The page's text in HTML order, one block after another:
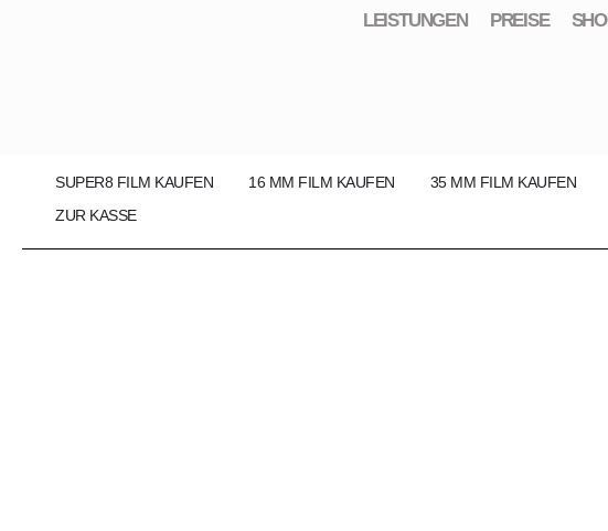
LEISTUNGEN PREISE
SUPER8 FILM KAUFEN 16 MM FILM KAUFEN 35 MM FILM KAUFEN
ZUR KASSE